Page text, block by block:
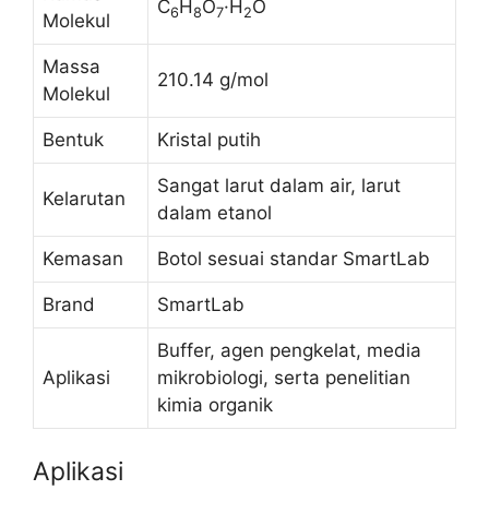
Molekul
C6H8O7·H 2O
Massa
Molekul
210.14 g/mol
Bentuk Kristal putih
Kelarutan
Sangat larut dalam air, larut
dalam etanol
Kemasan Botol sesuai standar SmartLab
Brand SmartLab
Aplikasi
Buffer, agen pengkelat, media
mikrobiologi, serta penelitian
kimia organik
Aplikasi